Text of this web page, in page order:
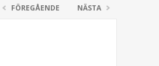
FÖREGÅENDE NÄSTA